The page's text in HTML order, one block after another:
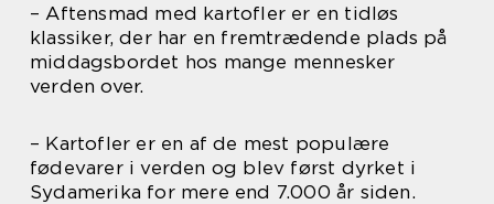
– Aftensmad med kartofler er en tidløs
klassiker, der har en fremtrædende plads på
middagsbordet hos mange mennesker
verden over.
– Kartofler er en af de mest populære
fødevarer i verden og blev først dyrket i
Sydamerika for mere end 7.000 år siden.